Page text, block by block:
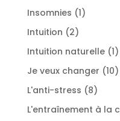
produits
Insomnies 11
Intuition 22
produits
Intuition naturelle 11
Je veux changer 1010
L'anti-stress 88
L'entraînement à la